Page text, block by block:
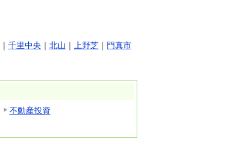
｜ 千里中央 ｜ 北山 ｜ 上野芝 ｜ 門真市
不動産投資